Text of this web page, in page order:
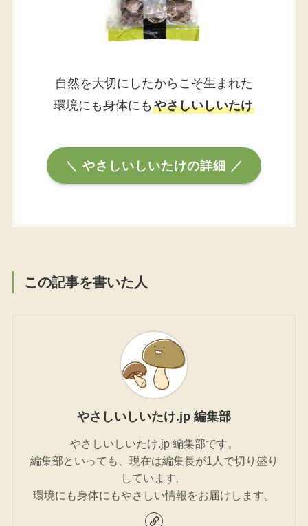
自然を大切にしたからこそ生まれた
環境にも身体にも やさしいしいたけ
＼ やさしいしいたけの詳細 ／
この記事を書いた人
やさしいしいたけ.jp 編集部
やさしいしいたけ.jp 編集部です。
編集部といっても、現在は編集長が1人で切り盛り
しています。
環境にも身体にもやさしい情報をお届けします。